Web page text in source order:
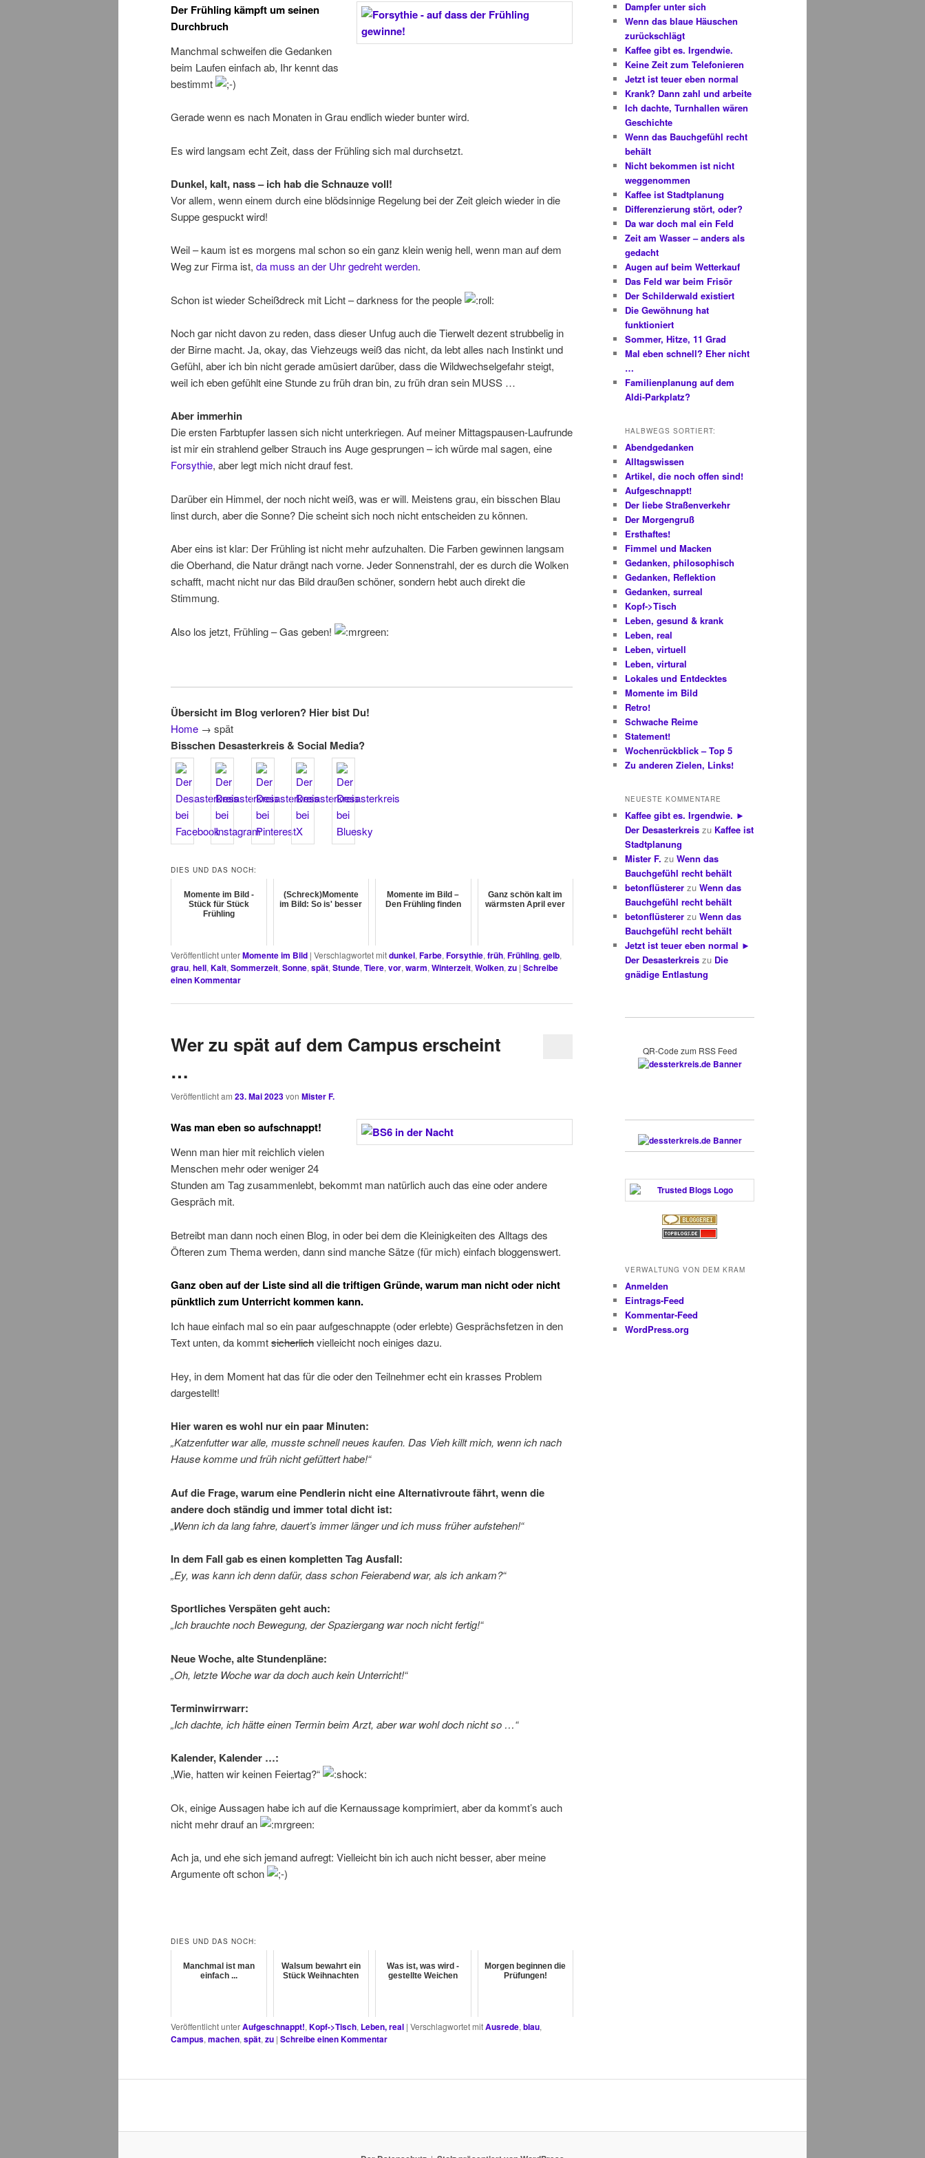
Der Frühling kämpft um seinen
Durchbruch
Manchmal schweifen die Gedanken
beim Laufen einfach ab, Ihr kennt das
bestimmt
Gerade wenn es nach Monaten in Grau endlich wieder bunter wird.
Es wird langsam echt Zeit, dass der Frühling sich mal durchsetzt.
Dunkel, kalt, nass – ich hab die Schnauze voll!
Vor allem, wenn einem durch eine blödsinnige Regelung bei der Zeit gleich wieder in die
Suppe gespuckt wird!
Weil – kaum ist es morgens mal schon so ein ganz klein wenig hell, wenn man auf dem
Weg zur Firma ist, da muss an der Uhr gedreht werden.
Schon ist wieder Scheißdreck mit Licht – darkness for the people
Noch gar nicht davon zu reden, dass dieser Unfug auch die Tierwelt dezent strubbelig in
der Birne macht. Ja, okay, das Viehzeugs weiß das nicht, da lebt alles nach Instinkt und
Gefühl, aber ich bin nicht gerade amüsiert darüber, dass die Wildwechselgefahr steigt,
weil ich eben gefühlt eine Stunde zu früh dran bin, zu früh dran sein MUSS …
Aber immerhin
Die ersten Farbtupfer lassen sich nicht unterkriegen. Auf meiner Mittagspausen-Laufrunde
ist mir ein strahlend gelber Strauch ins Auge gesprungen – ich würde mal sagen, eine
Forsythie, aber legt mich nicht drauf fest.
Darüber ein Himmel, der noch nicht weiß, was er will. Meistens grau, ein bisschen Blau
linst durch, aber die Sonne? Die scheint sich noch nicht entscheiden zu können.
Aber eins ist klar: Der Frühling ist nicht mehr aufzuhalten. Die Farben gewinnen langsam
die Oberhand, die Natur drängt nach vorne. Jeder Sonnenstrahl, der es durch die Wolken
schafft, macht nicht nur das Bild draußen schöner, sondern hebt auch direkt die
Stimmung.
Also los jetzt, Frühling – Gas geben!
Übersicht im Blog verloren? Hier bist Du!
Home → spät
Bisschen Desasterkreis & Social Media?
DIES UND DAS NOCH:
Momente im Bild -
Stück für Stück
Frühling
(Schreck)Momente
im Bild: So is' besser
Momente im Bild –
Den Frühling finden
Ganz schön kalt im
wärmsten April ever
Veröffentlicht unterMomente im Bild | Verschlagwortet mitdunkel, Farbe, Forsythie, früh, Frühling, gelb,
grau, hell, Kalt, Sommerzeit, Sonne, spät, Stunde, Tiere, vor, warm, Winterzeit, Wolken, zu | Schreibe
einen Kommentar
Wer zu spät auf dem Campus erscheint
…
Veröffentlicht am 23. Mai 2023von Mister F.
Was man eben so aufschnappt!
Wenn man hier mit reichlich vielen
Menschen mehr oder weniger 24
Stunden am Tag zusammenlebt, bekommt man natürlich auch das eine oder andere
Gespräch mit.
Betreibt man dann noch einen Blog, in oder bei dem die Kleinigkeiten des Alltags des
Öfteren zum Thema werden, dann sind manche Sätze (für mich) einfach bloggenswert.
Ganz oben auf der Liste sind all die triftigen Gründe, warum man nicht oder nicht
pünktlich zum Unterricht kommen kann.
Ich haue einfach mal so ein paar aufgeschnappte (oder erlebte) Gesprächsfetzen in den
Text unten, da kommtsicherlichvielleicht noch einiges dazu.
Hey, in dem Moment hat das für die oder den Teilnehmer echt ein krasses Problem
dargestellt!
Hier waren es wohl nur ein paar Minuten:
„Katzenfutter war alle, musste schnell neues kaufen. Das Vieh killt mich, wenn ich nach
Hause komme und früh nicht gefüttert habe!“
Auf die Frage, warum eine Pendlerin nicht eine Alternativroute fährt, wenn die
andere doch ständig und immer total dicht ist:
„Wenn ich da lang fahre, dauert’s immer länger und ich muss früher aufstehen!“
In dem Fall gab es einen kompletten Tag Ausfall:
„Ey, was kann ich denn dafür, dass schon Feierabend war, als ich ankam?“
Sportliches Verspäten geht auch:
„Ich brauchte noch Bewegung, der Spaziergang war noch nicht fertig!“
Neue Woche, alte Stundenpläne:
„Oh, letzte Woche war da doch auch kein Unterricht!“
Terminwirrwarr:
„Ich dachte, ich hätte einen Termin beim Arzt, aber war wohl doch nicht so …“
Kalender, Kalender …:
„Wie, hatten wir keinen Feiertag?“
Ok, einige Aussagen habe ich auf die Kernaussage komprimiert, aber da kommt’s auch
nicht mehr drauf an
Ach ja, und ehe sich jemand aufregt: Vielleicht bin ich auch nicht besser, aber meine
Argumente oft schon
DIES UND DAS NOCH:
Manchmal ist man
einfach ...
Walsum bewahrt ein
Stück Weihnachten
Was ist, was wird -
gestellte Weichen
Morgen beginnen die
Prüfungen!
Veröffentlicht unterAufgeschnappt!, Kopf->Tisch, Leben, real | Verschlagwortet mitAusrede, blau,
Campus, machen, spät, zu | Schreibe einen Kommentar
Dampfer unter sich
Wenn das blaue Häuschen
zurückschlägt
Kaffee gibt es. Irgendwie.
Keine Zeit zum Telefonieren
Jetzt ist teuer eben normal
Krank? Dann zahl und arbeite
Ich dachte, Turnhallen wären
Geschichte
Wenn das Bauchgefühl recht
behält
Nicht bekommen ist nicht
weggenommen
Kaffee ist Stadtplanung
Differenzierung stört, oder?
Da war doch mal ein Feld
Zeit am Wasser – anders als
gedacht
Augen auf beim Wetterkauf
Das Feld war beim Frisör
Der Schilderwald existiert
Die Gewöhnung hat
funktioniert
Sommer, Hitze, 11 Grad
Mal eben schnell? Eher nicht
…
Familienplanung auf dem
Aldi-Parkplatz?
HALBWEGS SORTIERT:
Abendgedanken
Alltagswissen
Artikel, die noch offen sind!
Aufgeschnappt!
Der liebe Straßenverkehr
Der Morgengruß
Ersthaftes!
Fimmel und Macken
Gedanken, philosophisch
Gedanken, Reflektion
Gedanken, surreal
Kopf->Tisch
Leben, gesund & krank
Leben, real
Leben, virtuell
Leben, virtural
Lokales und Entdecktes
Momente im Bild
Retro!
Schwache Reime
Statement!
Wochenrückblick – Top 5
Zu anderen Zielen, Links!
NEUESTE KOMMENTARE
Kaffee gibt es. Irgendwie. ►
Der Desasterkreis zu Kaffee ist
Stadtplanung
Mister F. zu Wenn das
Bauchgefühl recht behält
betonflüsterer zu Wenn das
Bauchgefühl recht behält
betonflüsterer zu Wenn das
Bauchgefühl recht behält
Jetzt ist teuer eben normal ►
Der Desasterkreis zu Die
gnädige Entlastung
QR-Code zum RSS Feed
VERWALTUNG VON DEM KRAM
Anmelden
Eintrags-Feed
Kommentar-Feed
WordPress.org